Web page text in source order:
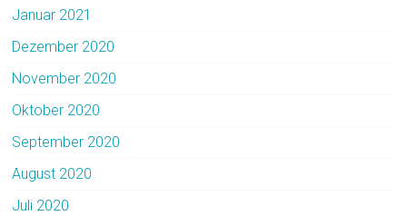
Januar 2021
Dezember 2020
November 2020
Oktober 2020
September 2020
August 2020
Juli 2020